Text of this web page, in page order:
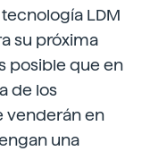
LDM
su próxima
posible que en
de los
venderán en
una